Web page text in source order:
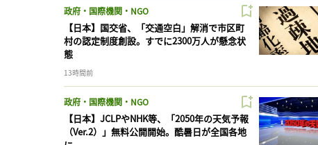
政府・国際機関・NGO
【日本】国交省、「交通空白」解消で市区町
村の認定制度創設。すでに2300万人が懸念状
態
13時間前
政府・国際機関・NGO
【日本】JCLPやNHK等、「2050年の天気予報
（Ver.2）」無料公開開始。酷暑日が全国各地